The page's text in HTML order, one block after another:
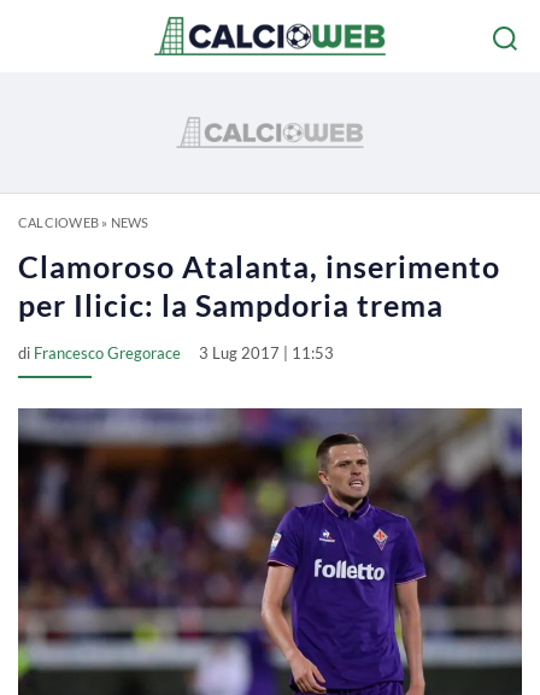
CALCIOWEB» NEWS
Clamoroso Atalanta, inserimento
per Ilicic: la Sampdoria trema
di Francesco Gregorace 3 Lug 2017 | 11:53